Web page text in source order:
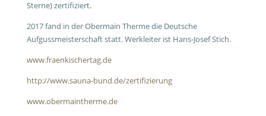
Sterne) zertifiziert.
2017 fand in der Obermain Therme die Deutsche
Aufgussmeisterschaft statt. Werkleiter ist Hans-Josef Stich.
www.fraenkischertag.de
http://www.sauna-bund.de/zertifizierung
www.obermaintherme.de